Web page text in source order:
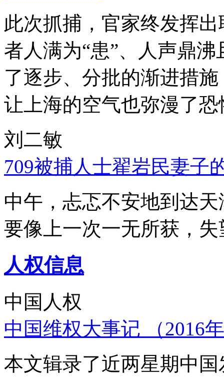
此次抓捕，官家终发挥
者人满为“患”、人声鼎
了逐步、分批的渐进措
让上海的空气也弥漫了
刘二敏
709被捕人士翟岩民妻子
中午，忐忑不安地到达
要像上一次一无所获，
人权信息
中国人权
中国维权大事记 （2016
本文辑录了近两星期中